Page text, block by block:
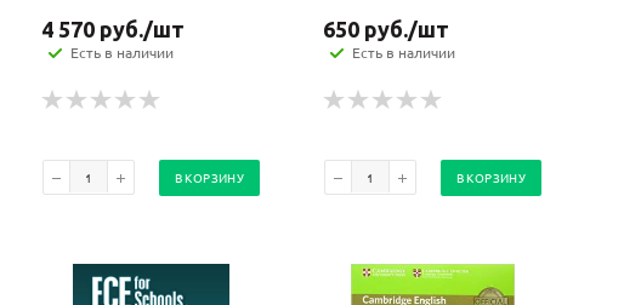
4 570 руб./шт
Есть в наличии
В КОРЗИНУ
650 руб./шт
Есть в наличии
В КОРЗИНУ